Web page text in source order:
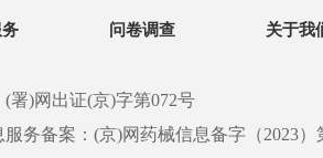
问卷调查 关于我
署)网出证(京)字第072号
务备案：(京)网药械信息备字（2023）